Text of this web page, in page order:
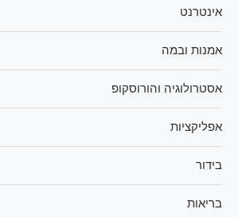
אינטרנט
אמנות ובמה
אסטרולוגיה והורוסקופ
אפליקציות
בידור
בריאות